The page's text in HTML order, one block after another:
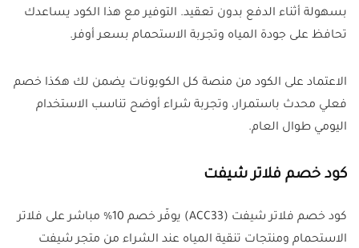
بسهولة أثناء الدفع بدون تعقيد. التوفير مع هذا الكود يساعدك
تحافظ على جودة المياه وتجربة الاستحمام بسعر أوفر.
الاعتماد على الكود من منصة كل الكوبونات يضمن لك هكذا خصم
فعلي محدث باستمرار، وتجربة شراء أوضح تناسب الاستخدام
اليومي طوال العام.
كود خصم فلاتر شيفت
كود خصم فلاتر شيفت (ACC33) يوفّر خصم 10% مباشر على فلاتر
الاستحمام ومنتجات تنقية المياه عند الشراء من متجر شيفت